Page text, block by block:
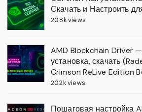
Скачать и Настроить
20.8k views
AMD Blockchain Driver
установка, скачать
Crimson ReLive Edition
20.2k views
Пошаговая настройка